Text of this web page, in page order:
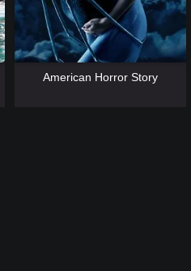
American Horror Story